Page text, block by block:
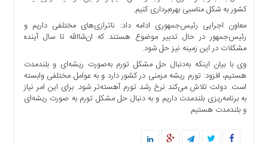
کشور به شکل مناسبی بهره‌برداری کنیم.
معاون اجرایی رئیس‌جمهوری ادامه داد: ناترازی‌های مختلفی داریم و
رئیس‌جمهور در حال تدبیر موضوع هستند که ان‌شاالله تا سال آینده
مشکلات در این زمینه نیز حل شود.
وی با بیان اینکه به‌دنبال حل مشکل تورم به‌صورت ریشه‌ای و بلندمدت
هستیم، افزود: تورم ریشه مزمنی در کشور دارد و به عوامل مختلفی وابسته
است. دولت تلاش می‌کند نرخ رشد تورم آهسته‌تر شود. برای این امر نیاز
به برنامه‌ریزی بلندمدت داریم و به دنبال حل مشکل تورم به صورت ریشه‌ای
و بلندمدت هستیم.